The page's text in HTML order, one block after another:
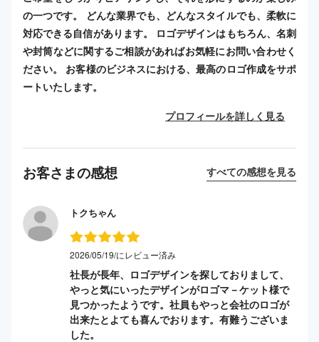
の一つです。 どんな業界でも、どんなスタイルでも、柔軟に
対応できる自信があります。 ロゴデザインはもちろん、名刺
や封筒などに関するご相談があればお気軽にお問い合わせく
ださい。 お客様のビジネスにおける、最高のロゴ作成をサポ
ートいたします。
プロフィールを詳しく見る
お客さまの感想 すべての感想を見る
トクちゃん
2026/05/19/にレビュー済み
社長が長年、ロゴデザインを探しておりまして、
やっと気にいったデザインがロゴマ－ケット様で
見つかったようです。社員もやっと会社のロゴが
出来たとよても喜んでおります。有難うございま
した。